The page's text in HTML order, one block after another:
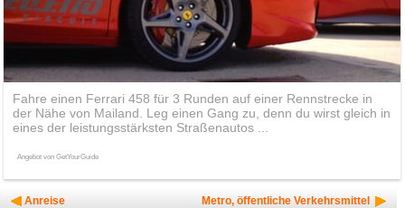
Fahre einen Ferrari 458 für 3 Runden auf einer Rennstrecke in
der Nähe von Mailand. Leg einen Gang zu, denn du wirst gleich in
eines der leistungsstärksten Straßenautos ...
Angebot von GetYourGuide
Anreise Metro, öffentliche Verkehrsmittel